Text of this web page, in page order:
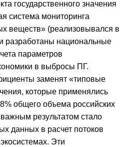
государственного значения
система мониторинга
веществ» (реализовывался в
разработаны национальные
параметров
в выбросы ПГ.
заменят «типовые
которые применялись
общего объема российских
результатом стало
данных в расчет потоков
Эти